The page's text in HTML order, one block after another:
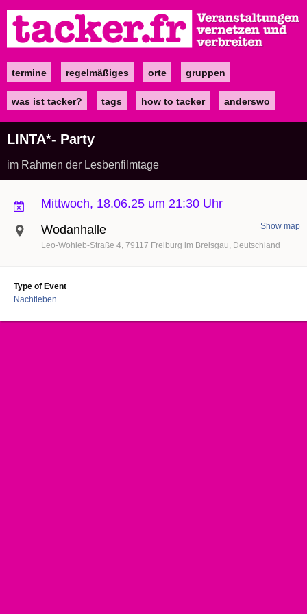
zum
Inhalt
Maintermine regelmäßiges orte gruppen
was ist tacker? tags how to tacker anderswo
LINTA*- Party
im Rahmen der Lesbenfilmtage
Mittwoch, 18.06.25 um 21:30 Uhr
Wodanhalle
Leo-Wohleb-Straße 4 79117 Freiburg im Breisgau Deutschland
Show map
Type of Event
Nachtleben